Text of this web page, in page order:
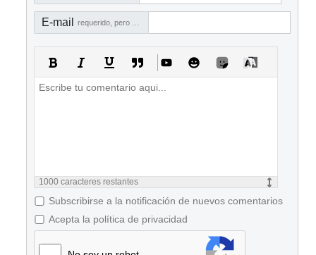
E-mail
1000 caracteres restantes
Subscribirse a la notificación de nuevos comentarios
Acepta la política de privacidad